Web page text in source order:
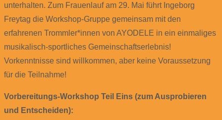
unterhalten. Zum Frauenlauf am 29. Mai führt Ingeborg
Freytag die Workshop-Gruppe gemeinsam mit den
erfahrenen Trommler*innen von AYODELE in ein einmaliges
musikalisch-sportliches Gemeinschaftserlebnis!
Vorkenntnisse sind willkommen, aber keine Voraussetzung
für die Teilnahme!
Vorbereitungs-Workshop Teil Eins (zum Ausprobieren
und Entscheiden):